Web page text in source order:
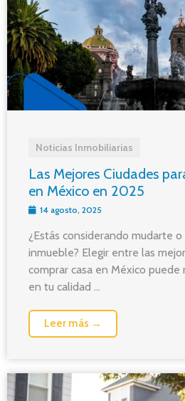
Noticias Inmobiliarias
Las Mejores Ciudades
en México en 2025
14 agosto, 2025
¿Estás considerando mudarte
inmueble? Elegir entre las
comprar casa en México puede
en tu calidad ...
Leer más →